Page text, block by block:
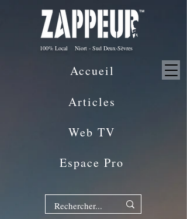
100% Local Niort - Sud Deux-Sèvres
Articles
Web TV
Espace Pro
Accueil